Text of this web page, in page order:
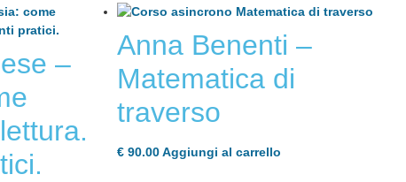
–
Anna Benenti –
Matematica di
traverso
€ 90.00Aggiungi al carrello